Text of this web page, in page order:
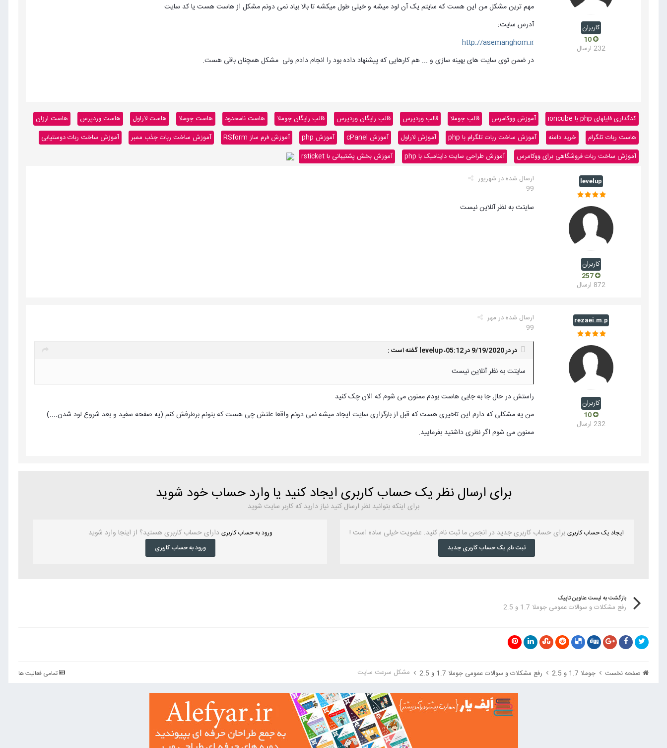
کاربران
232 ارسال
مهم ترین مشکل من این هست که سایتم یک آن لود میشه و خیلی طول میکشه تا بالا بیاد نمی دونم مشکل از هاست هست یا کد سایت
آدرس سایت:
http://asemanghom.ir
در ضمن توی سایت های بهینه سازی و ... هم کارهایی که پیشنهاد داده بود را انجام دادم ولی مشکل همچنان باقی هست.
کدگذاری فایلهای php با ioncube آموزش ووکامرس قالب جوملا قالب وردپرس قالب رایگان وردپرس قالب رایگان جوملا هاست نامحدود هاست جوملا هاست لاراول هاست وردپرس
هاست ارزان
هاست ربات تلگرام
خرید دامنه آموزش ساخت ربات تلگرام با php آموزش لاراول آموزش cPanel آموزش php آموزش فرم ساز RSform آموزش ساخت ربات جذب ممبر
آموزش ساخت ربات دوستیابی
آموزش ساخت ربات فروشگاهی برای ووکامرس
آموزش طراحی سایت داینامیک با php آموزش بخش پشتیبانی با rsticket
levelup
کاربران
872 ارسال
ارسال شده در شهریور
99
سایتت به نظر آنلاین نیست
rezaei.m.p
کاربران
232 ارسال
ارسال شده در مهر
99
در در 9/19/2020 در 05:12، levelupگفته است :
سایتت به نظر آنلاین نیست
راستش در حال جا به جایی هاست بودم ممنون می شوم که الان چک کنید
من یه مشکلی که دارم این تاخیری هست که قبل از بارگزاری سایت ایجاد میشه نمی دونم واقعا علتش چی هست که بتونم برطرفش کنم (یه صفحه سفید و بعد شروع لود شدن....)
ممنون می شوم اگر نظری داشتید بفرمایید.
برای ارسال نظر یک حساب کاربری ایجاد کنید یا وارد حساب خود شوید
برای اینکه بتوانید نظر ارسال کنید نیاز دارید که کاربر سایت شوید
ایجاد یک حساب کاربری برای حساب کاربری جدید در انجمن ما ثبت نام کنید. عضویت خیلی ساده است !
ثبت نام یک حساب کاربری جدید
ورود به حساب کاربری دارای حساب کاربری هستید؟ از اینجا وارد شوید
ورود به حساب کاربری
بازگشت به لیست عناوین تاپیک
رفع مشکلات و سوالات عمومی جوملا 1.7 و 2.5
تمامی فعالیت ها صفحه نخست جوملا 1.7 و 2.5 رفع مشکلات و سوالات عمومی جوملا 1.7 و 2.5 مشکل سرعت سایت